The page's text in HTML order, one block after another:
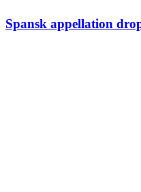
Spansk appellation